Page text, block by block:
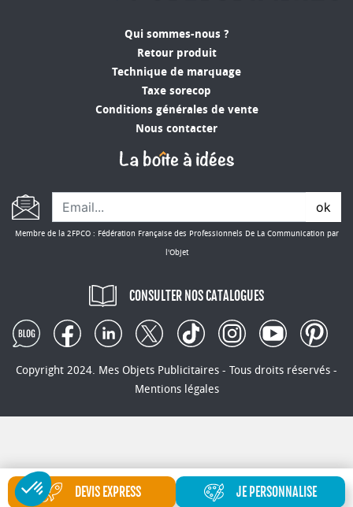
DEVIS EXPRESS JE PERSONNALISE
Qui sommes-nous ?
Retour produit
Technique de marquage
Taxe sorecop
Conditions générales de vente
Nous contacter
ok
Membre de la 2FPCO : Fédération Française des Professionnels De La Communication par
l'Objet
CONSULTER NOS CATALOGUES
Copyright 2024. Mes Objets Publicitaires - Tous droits réservés -
Mentions légales